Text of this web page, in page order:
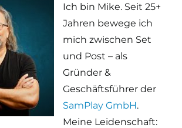
Ich bin Mike. Seit 25+
Jahren bewege ich
mich zwischen Set
und Post – als
Gründer &
Geschäftsführer der
SamPlay GmbH.
Meine Leidenschaft: